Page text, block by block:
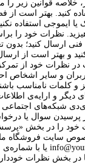
خلاصه قوانین زیر را
ایموجی استفاده
نظرات خود را
فنی ارسال کنید؛
و بهتر است از
در نظرات خود از
و سایر اشخاص
و کلمات نامناسب
دیگر و ارایه‌ی
شبکه‌های اجتماعی
پرسیدن سوال یا
خود را در بخش
سایت فروشگاه
در بخش نظرات